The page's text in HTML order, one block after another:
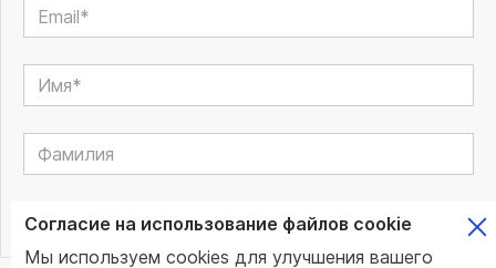
Согласие на использование файлов cookie
Мы используем cookies для улучшения вашего